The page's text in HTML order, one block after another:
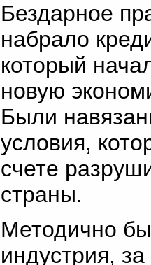
Бездарное
набрало
который
новую
Были
условия,
счете
страны.
Методично
индустрия,